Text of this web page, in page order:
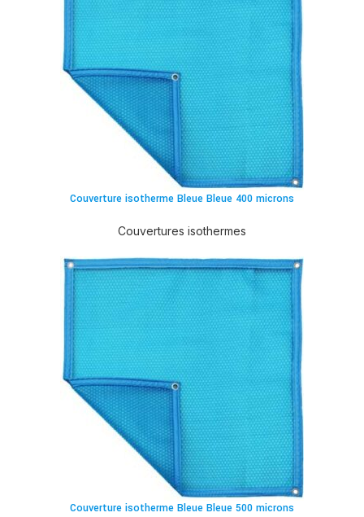
Couverture isotherme Bleue Bleue 400 microns
Couvertures isothermes
Couverture isotherme Bleue Bleue 500 microns